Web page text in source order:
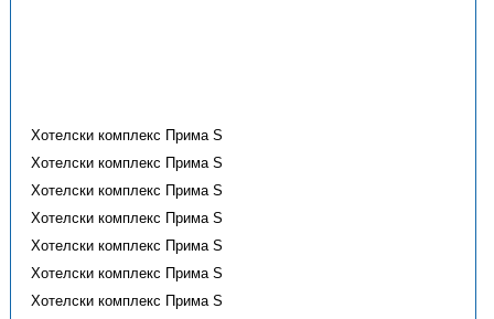
Хотелски комплекс Прима S
Хотелски комплекс Прима S
Хотелски комплекс Прима S
Хотелски комплекс Прима S
Хотелски комплекс Прима S
Хотелски комплекс Прима S
Хотелски комплекс Прима S